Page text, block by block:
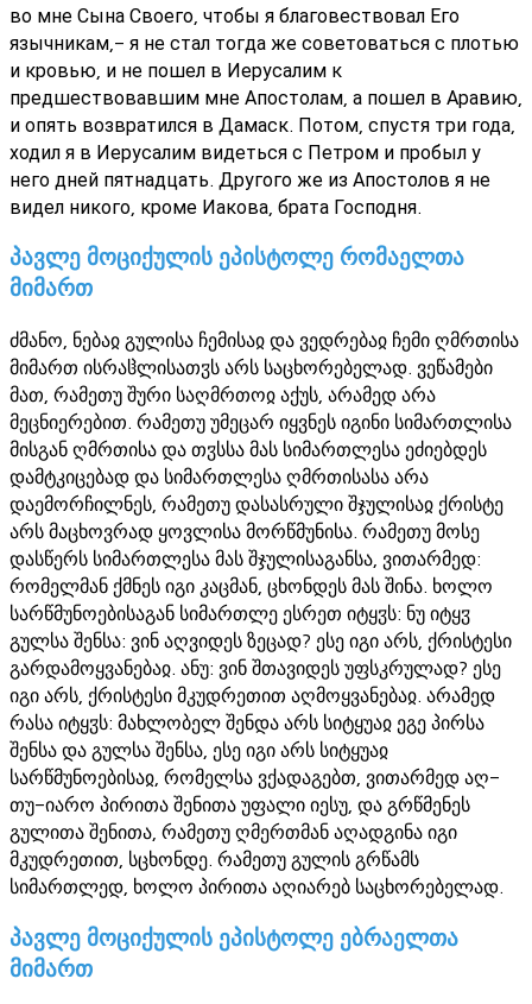
во мне Сына Своего, чтобы я благовествовал Его
язычникам,- я не стал тогда же советоваться с плотью
и кровью, и не пошел в Иерусалим к
предшествовавшим мне Апостолам, а пошел в Аравию,
и опять возвратился в Дамаск. Потом, спустя три года,
ходил я в Иерусалим видеться с Петром и пробыл у
него дней пятнадцать. Другого же из Апостолов я не
видел никого, кроме Иакова, брата Господня.
პავლე მოციქულის ეპისტოლე რომაელთა
მიმართ
ძმანო, ნებაჲ გულისა ჩემისაჲ და ვედრებაჲ ჩემი ღმრთისა
მიმართ ისრაჱლისათჳს არს საცხორებელად. ვეწამები
მათ, რამეთუ შური საღმრთოჲ აქუს, არამედ არა
მეცნიერებით. რამეთუ უმეცარ იყვნეს იგინი სიმართლისა
მისგან ღმრთისა და თჳსსა მას სიმართლესა ეძიებდეს
დამტკიცებად და სიმართლესა ღმრთისასა არა
დაემორჩილნეს, რამეთუ დასასრული შჯულისაჲ ქრისტე
არს მაცხოვრად ყოვლისა მორწმუნისა. რამეთუ მოსე
დასწერს სიმართლესა მას შჯულისაგანსა, ვითარმედ:
რომელმან ქმნეს იგი კაცმან, ცხონდეს მას შინა. ხოლო
სარწმუნოებისაგან სიმართლე ესრეთ იტყჳს: ნუ იტყჳ
გულსა შენსა: ვინ აღვიდეს ზეცად? ესე იგი არს, ქრისტესი
გარდამოყვანებაჲ. ანუ: ვინ შთავიდეს უფსკრულად? ესე
იგი არს, ქრისტესი მკუდრეთით აღმოყვანებაჲ. არამედ
რასა იტყჳს: მახლობელ შენდა არს სიტყუაჲ ეგე პირსა
შენსა და გულსა შენსა, ესე იგი არს სიტყუაჲ
სარწმუნოებისაჲ, რომელსა ვქადაგებთ, ვითარმედ აღ-
თუ-იარო პირითა შენითა უფალი იესუ, და გრწმენეს
გულითა შენითა, რამეთუ ღმერთმან აღადგინა იგი
მკუდრეთით, სცხონდე. რამეთუ გულის გრწამს
სიმართლედ, ხოლო პირითა აღიარებ საცხორებელად.
პავლე მოციქულის ეპისტოლე ებრაელთა
მიმართ